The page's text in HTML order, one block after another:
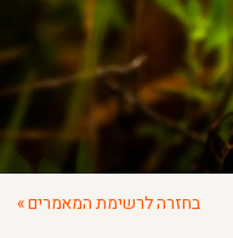
בחזרה לרשימת המאמרים »